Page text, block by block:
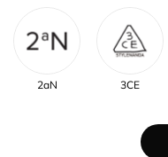
2aN 3CE